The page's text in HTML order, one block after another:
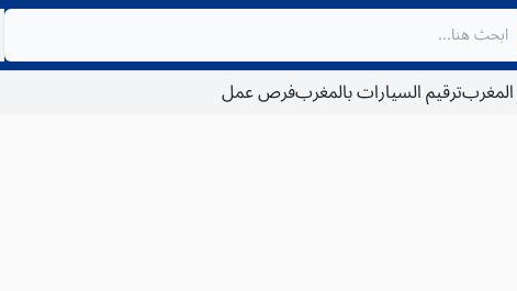
المغربترقيم السيارات بالمغربفرص عمل